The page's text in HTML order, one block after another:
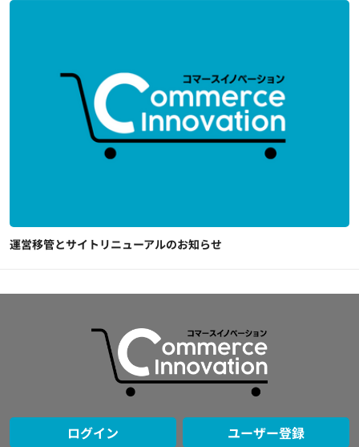
運営移管とサイトリニューアルのお知らせ
ログイン ユーザー登録